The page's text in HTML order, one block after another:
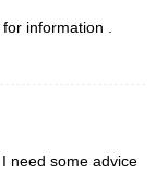
information .
need some advice